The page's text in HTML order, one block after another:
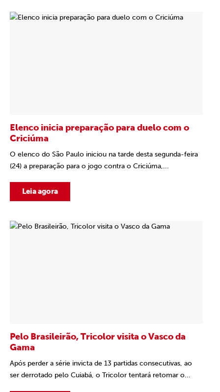
Elenco inicia preparação para duelo com o
Criciúma
O elenco do São Paulo iniciou na tarde desta segunda-feira
(24) a preparação para o jogo contra o Criciúma,...
Leia agora
Pelo Brasileirão, Tricolor visita o Vasco da
Gama
Após perder a série invicta de 13 partidas consecutivas, ao
ser derrotado pelo Cuiabá, o Tricolor tentará retomar o...